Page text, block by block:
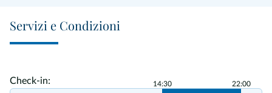
Dolomiti e dispongono di TV satellitare, Wi-Fi e bagno
all'ospite un'esperienza unica.
Servizi e Condizioni
Check-in: 14:30 22:00